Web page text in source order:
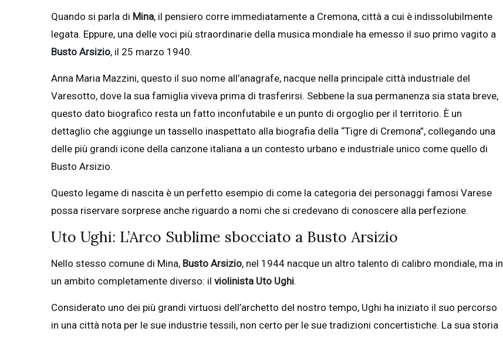
Quando si parla di Mina, il pensiero corre immediatamente a Cremona, città a cui è indissolubilmente
legata. Eppure, una delle voci più straordinarie della musica mondiale ha emesso il suo primo vagito a
Busto Arsizio, il 25 marzo 1940.
Anna Maria Mazzini, questo il suo nome all’anagrafe, nacque nella principale città industriale del
Varesotto, dove la sua famiglia viveva prima di trasferirsi. Sebbene la sua permanenza sia stata breve,
questo dato biografico resta un fatto inconfutabile e un punto di orgoglio per il territorio. È un
dettaglio che aggiunge un tassello inaspettato alla biografia della “Tigre di Cremona”, collegando una
delle più grandi icone della canzone italiana a un contesto urbano e industriale unico come quello di
Busto Arsizio.
Questo legame di nascita è un perfetto esempio di come la categoria dei personaggi famosi Varese
possa riservare sorprese anche riguardo a nomi che si credevano di conoscere alla perfezione.
Uto Ughi: L’Arco Sublime sbocciato a Busto Arsizio
Nello stesso comune di Mina, Busto Arsizio, nel 1944 nacque un altro talento di calibro mondiale, ma in
un ambito completamente diverso: il violinista Uto Ughi.
Considerato uno dei più grandi virtuosi dell’archetto del nostro tempo, Ughi ha iniziato il suo percorso
in una città nota per le sue industrie tessili, non certo per le sue tradizioni concertistiche. La sua storia